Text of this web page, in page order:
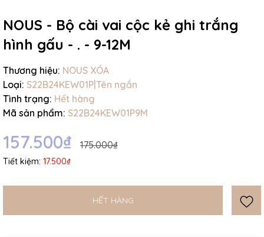
NOUS - Bộ cài vai cộc kẻ ghi trắng
hình gấu - . - 9-12M
Thương hiệu: NOUS XÓA
Loại: S22B24KEW01P|Tên ngắn
Tình trạng: Hết hàng
Mã sản phẩm: S22B24KEW01P9M
157.500₫ 175.000₫
Tiết kiệm: 17.500₫
HẾT HÀNG
Mã giảm giá:
Ngày hết hạn:
Điều kiện: